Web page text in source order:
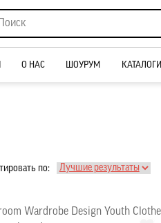
О НАС ШОУРУМ КАТАЛОГИ
по: